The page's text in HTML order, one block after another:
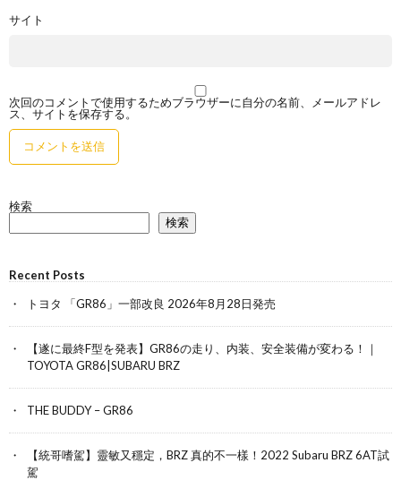
サイト
次回のコメントで使用するためブラウザーに自分の名前、メールアドレ
ス、サイトを保存する。
検索
検索
Recent Posts
トヨタ 「GR86」一部改良 2026年8月28日発売
【遂に最終F型を発表】GR86の走り、内装、安全装備が変わる！｜
TOYOTA GR86|SUBARU BRZ
THE BUDDY – GR86
【統哥嗜駕】靈敏又穩定，BRZ 真的不一樣！2022 Subaru BRZ 6AT試
駕